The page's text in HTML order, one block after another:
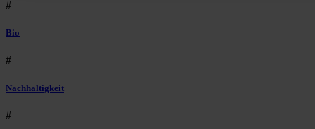
#
Bio
#
Nachhaltigkeit
#